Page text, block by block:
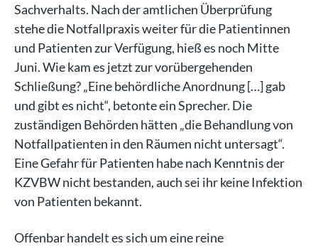
Sachverhalts. Nach der amtlichen Überprüfung
stehe die Notfallpraxis weiter für die Patientinnen
und Patienten zur Verfügung, hieß es noch Mitte
Juni. Wie kam es jetzt zur vorübergehenden
Schließung? „Eine behördliche Anordnung […] gab
und gibt es nicht“, betonte ein Sprecher. Die
zuständigen Behörden hätten „die Behandlung von
Notfallpatienten in den Räumen nicht untersagt“.
Eine Gefahr für Patienten habe nach Kenntnis der
KZVBW nicht bestanden, auch sei ihr keine Infektion
von Patienten bekannt.
Offenbar handelt es sich um eine reine